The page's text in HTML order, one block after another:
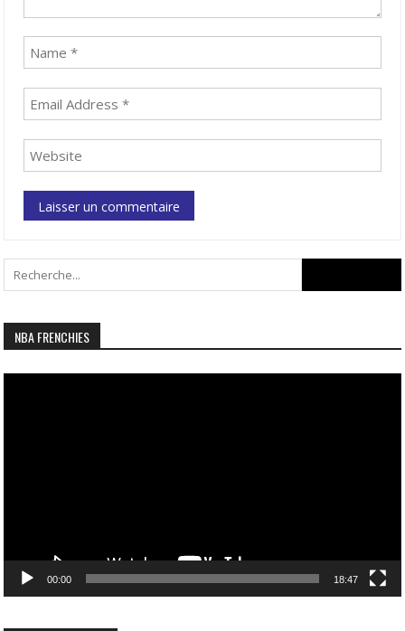
for:
NBA FRENCHIES
00:00 18:47